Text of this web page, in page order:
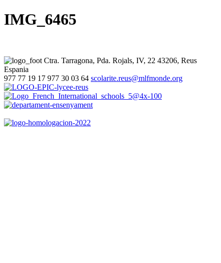
IMG_6465
Ctra. Tarragona, Pda. Rojals, IV, 22 43206, Reus
Espania
977 77 19 17 977 30 03 64 scolarite.reus@mlfmonde.org